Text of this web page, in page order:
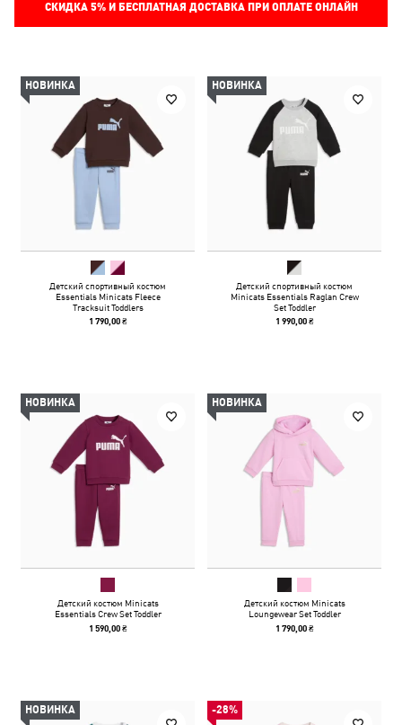
СКИДКА 5%И БЕСПЛАТНАЯ ДОСТАВКА ПРИ ОПЛАТЕ ОНЛАЙН
НОВИНКА
Детский спортивный костюм
Essentials Minicats Fleece
Tracksuit Toddlers
1 790,00 ₴
НОВИНКА
Детский спортивный костюм
Minicats Essentials Raglan Crew
Set Toddler
1 990,00 ₴
НОВИНКА
Детский костюм Minicats
Essentials Crew Set Toddler
1 590,00 ₴
НОВИНКА
Детский костюм Minicats
Loungewear Set Toddler
1 790,00 ₴
НОВИНКА -28%